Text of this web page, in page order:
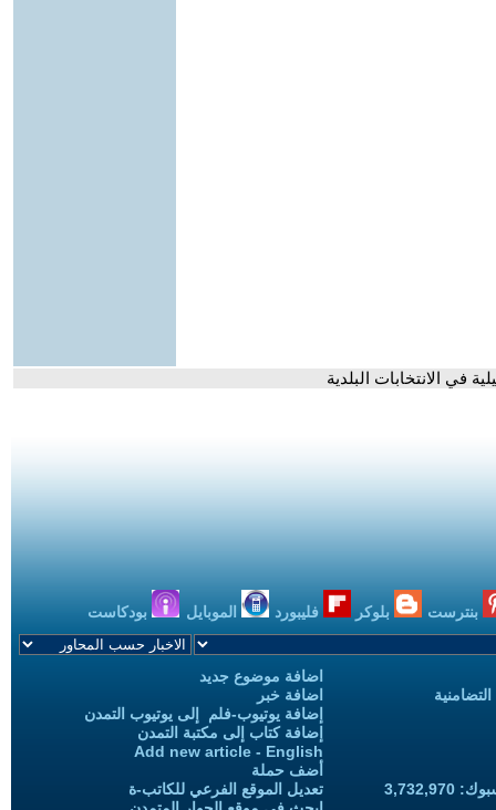
في الانتخابات البلدية
بنترست بلوكر فليبورد الموبايل بودكاست
اضافة موضوع جديد
اضافة خبر
إضافة يوتيوب-فلم إلى يوتيوب التمدن
إضافة كتاب إلى مكتبة التمدن
Add new article - English
أضف حملة
تعديل الموقع الفرعي للكاتب-ة